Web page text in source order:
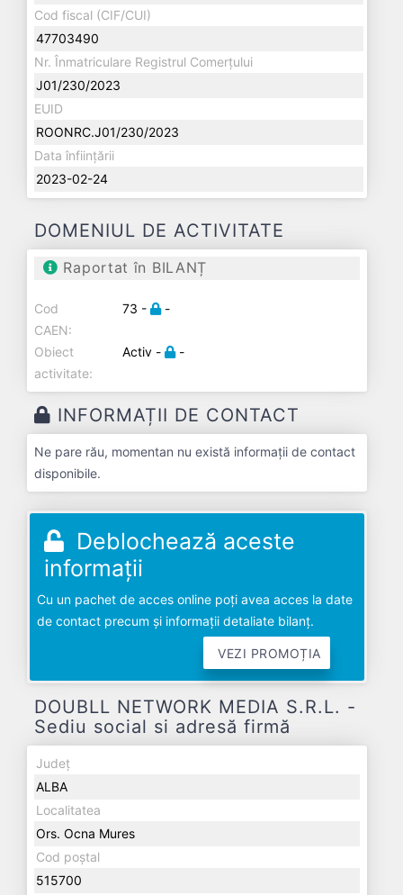
Cod fiscal (CIF/CUI)
47703490
Nr. Înmatriculare Registrul Comerțului
J01/230/2023
EUID
ROONRC.J01/230/2023
Data înființării
2023-02-24
DOMENIUL DE ACTIVITATE
Raportat în BILANȚ
Cod
CAEN:
73 - -
Obiect
activitate:
Activ - -
INFORMAȚII DE CONTACT
Ne pare rău, momentan nu există informații de contact
disponibile.
Deblochează aceste
informații
Cu un pachet de acces online poți avea acces la date
de contact precum și informații detaliate bilanț.
VEZI PROMOȚIA
DOUBLL NETWORK MEDIA S.R.L. -
Sediu social si adresă firmă
Județ
ALBA
Localitatea
Ors. Ocna Mures
Cod poștal
515700